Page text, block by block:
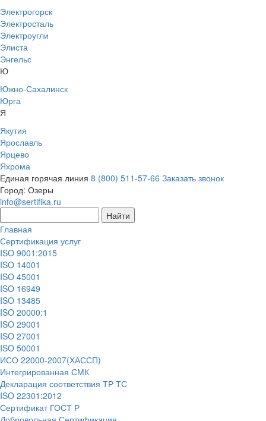
Электрогорск
Электросталь
Электроугли
Элиста
Энгельс
Ю
Южно-Сахалинск
Юрга
Я
Якутия
Ярославль
Ярцево
Яхрома
Единая горячая линия 8 (800) 511-57-66 Заказать звонок
Город: Озеры
info@sertifika.ru
Главная
Сертификация услуг
ISO 9001:2015
ISO 14001
ISO 45001
ISO 16949
ISO 13485
ISO 20000:1
ISO 29001
ISO 27001
ISO 50001
ИСО 22000-2007(ХАССП)
Интегрированная СМК
Декларация соответствия ТР ТС
ISO 22301:2012
Сертификат ГОСТ Р